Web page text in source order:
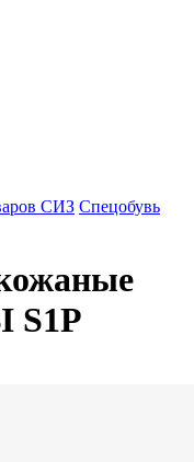
СИЗ Спецобувь
S1P